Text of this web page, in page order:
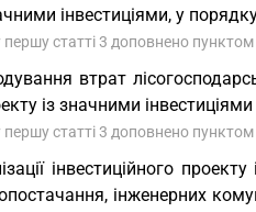
інвестиціями, у
статті 3 доповнено пунктом
втрат
із значними
статті 3 доповнено пунктом
інвестиційного
інженерних